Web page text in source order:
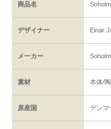
商品名
デザイナー Einar
メーカー
素材 本体/
原産国 デンマ